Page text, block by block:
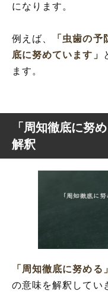
になります。
例えば、
「虫歯の
底に努めています」
ます。
「周知徹底に努
解釈
「周知徹底に努める」
の意味を解釈してい